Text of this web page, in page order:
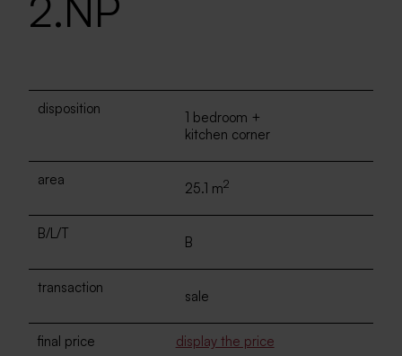
disposition
1 bedroom +
kitchen corner
area
25.1 m2
B/L/T
B
transaction
sale
final price display the price